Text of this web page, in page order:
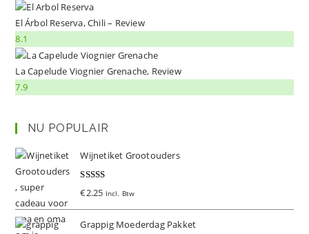
El Árbol Reserva, Chili – Review
8.1
La Capelude Viognier Grenache, Review
7.9
NU POPULAIR
Wijnetiket Grootouders
Gewaardeer
€2.25 Incl. Btw
Grappig Moederdag Pakket